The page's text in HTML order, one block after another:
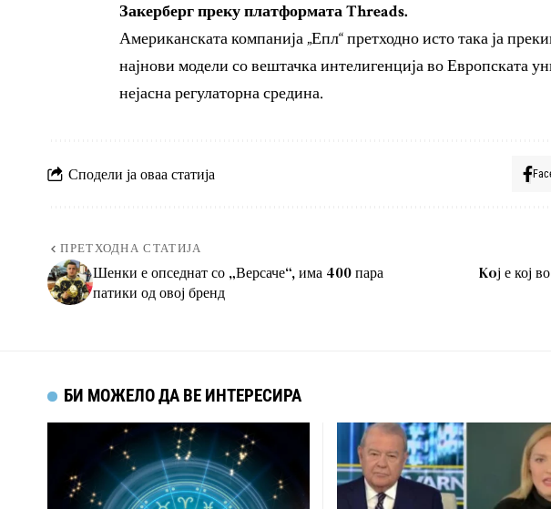
Закерберг преку платформата Threads.
Американската компанија „Епл“ претходно исто така ја
најнови модели со вештачка интелигенција во Европската
нејасна регулаторна средина.
Сподели ја оваа статија
ПРЕТХОДНА СТАТИЈА
Шенки е опседнат со „Версаче“, има 400 пара
патики од овој бренд
Koј е кој
БИ МОЖЕЛО ДА ВЕ ИНТЕРЕСИРА